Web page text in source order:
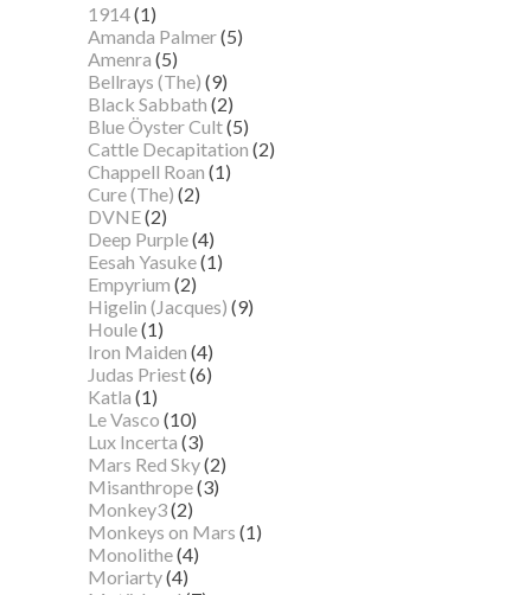
1914(1)
Amanda Palmer(5)
Amenra (5)
Bellrays (The) (9)
Black Sabbath (2)
Blue Öyster Cult(5)
Cattle Decapitation (2)
Chappell Roan (1)
Cure (The) (2)
DVNE(2)
Deep Purple(4)
Eesah Yasuke(1)
Empyrium (2)
Higelin (Jacques) (9)
Houle(1)
Iron Maiden (4)
Judas Priest(6)
Katla (1)
Le Vasco (10)
Lux Incerta (3)
Mars Red Sky(2)
Misanthrope(3)
Monkey3(2)
Monkeys on Mars (1)
Monolithe(4)
Moriarty(4)